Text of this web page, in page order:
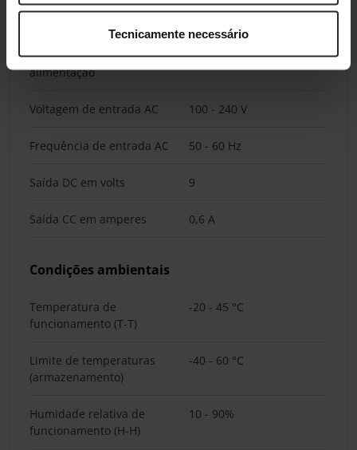
Tecnicamente necessário
Gestão de energia
Tipo de fonte de
alimentação
DC
Voltagem de entrada AC 100 - 240 V
Frequência de entrada AC 50 - 60 Hz
Saída DC em volts 9
Saída CC em amperes 0,6 A
Condições ambientais
Temperatura de
funcionamento (T-T)
-20 - 45 °C
Limite de temperaturas
(armazenamento)
-40 - 60 °C
Humidade relativa de
funcionamento (H-H)
10 - 90%